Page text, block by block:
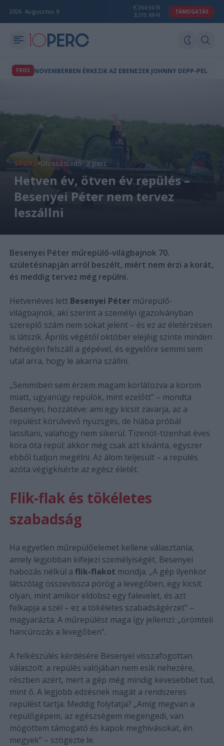
2026. Augusztus 9.
364.50 Ft
315.99 Ft
TÁMOGATÁS
FRISS NOVEMBERBEN ÉRKEZIK AZ EBENEZER JOHNNY DEPP-PEL
SPORT Olvasási idő: 2 perc
Hetven év, ötven év repülés –
Besenyei Péter nem tervez
leszállni
Besenyei Péter műrepülő-világbajnok 70.
születésnapján arról beszélt, miért nem érzi a korát,
és meddig tervez még repülni.
Hetvenéves lett Besenyei Péterműrepülő-
világbajnok, aki szerint a személyi igazolványban
szereplő szám nem sokat jelent – és ez az életérzésen
is látszik. Április végétől október elejéig szinte minden
hétvégén felszáll a gépével, és egyelőre semmi sem
utal arra, hogy le akarna szállni.
„Semmiben sem érzem magam korlátozva a korom
miatt, ugyanúgy repülök, mint ezelőtt" – mondta
Besenyei, hozzátéve: ami egy kicsit zavarja, az a
repülést körülvevő nyüzsgés, de hiába próbál
lassítani, valahogy nem sikerül. Tizenöt-tizenhat éves
kora óta repül; akkor még csak azt kívánta, egyszer
ebből tudjon megélni. Az álom teljesült – a repülés
azóta végigkísérte az egész életét.
Flik-flak és tökéletes
szabadság
Ha egyetlen műrepülőelemet kellene választania,
amely legjobban kifejezi személyiségét, Besenyei
habozás nélkül a flik-flakot mondja. „A gép ilyenkor
látszólag összevissza pörög a levegőben, egy kicsit
olyan, mint amikor eldobsz egy falevelet, és azt
felkapja a szél – ez a tökéletes szabadságérzet" –
magyarázta. A műrepülést maga így jellemzi: „örömteli
hancúrozás a levegőben".
A felkészülés kérdésére Besenyei visszafogottan
válaszolt: a repülés valójában nem esik nehezére,
részben azért, mert a gép még mindig kevesebbet tud,
mint ő. A legjobb edzésnek magát a rendszeres
repülést tartja. Meddig folytatja? „Amíg megvan a
repülőgépem, az egészségem megengedi, van
mögöttem támogató és kapok meghívásokat, én
megyek" – szögezte le.